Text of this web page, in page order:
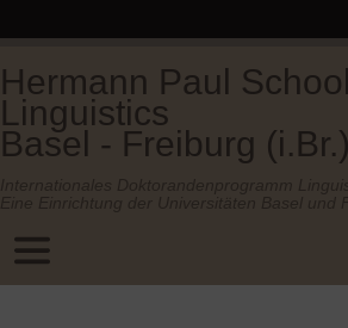
Hermann Paul
Linguistics
Basel - Freiburg (i.Br.)